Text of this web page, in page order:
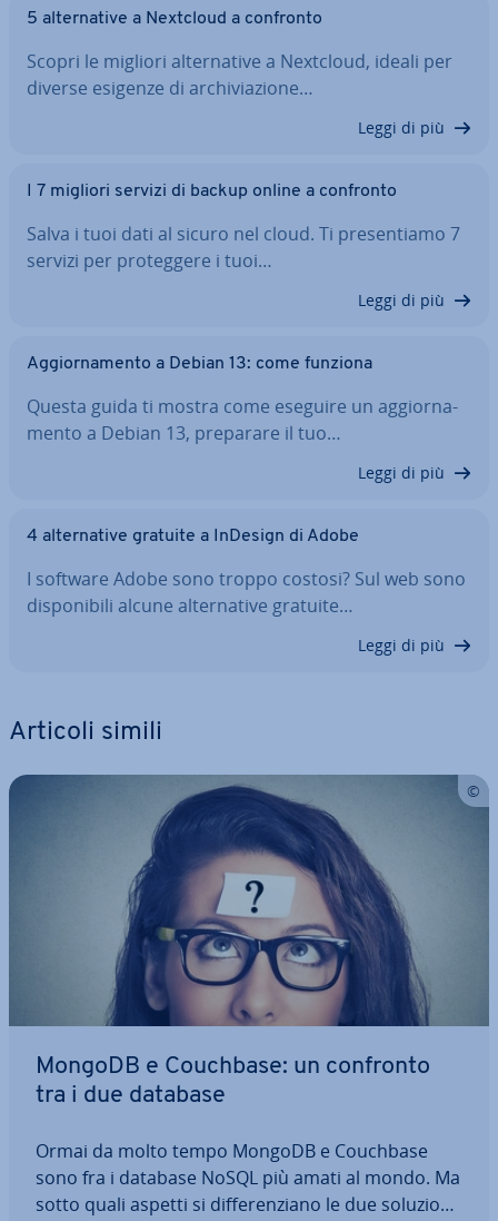
5 al­ter­na­ti­ve a Nextcloud a confronto
Scopri le migliori al­ter­na­ti­ve a Nextcloud, ideali per
diverse esigenze di ar­chi­via­zio­ne…
Leggi di più
I 7 migliori servizi di backup online a confronto
Salva i tuoi dati al sicuro nel cloud. Ti pre­sen­tia­mo 7
servizi per pro­teg­ge­re i tuoi…
Leggi di più
Ag­gior­na­men­to a Debian 13: come funziona
Questa guida ti mostra come eseguire un ag­gior­na­
men­to a Debian 13, preparare il tuo…
Leggi di più
4 al­ter­na­ti­ve gratuite a InDesign di Adobe
I software Adobe sono troppo costosi? Sul web sono
di­spo­ni­bi­li alcune al­ter­na­ti­ve gratuite…
Leggi di più
Articoli simili
MongoDB e Couchbase: un confronto
tra i due database
Ormai da molto tempo MongoDB e Couchbase
sono fra i database NoSQL più amati al mondo. Ma
sotto quali aspetti si dif­fe­ren­zia­no le due soluzioni